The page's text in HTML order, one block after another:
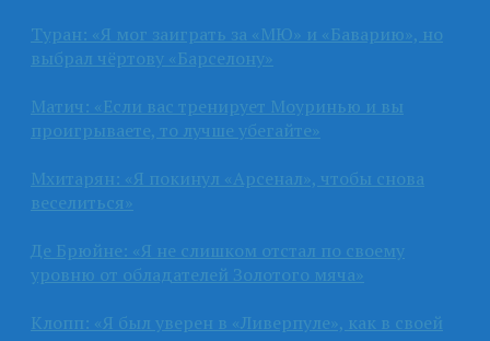
Туран: «Я мог заиграть за «МЮ» и «Баварию», но
выбрал чёртову «Барселону»
Матич: «Если вас тренирует Моуринью и вы
проигрываете, то лучше убегайте»
Мхитарян: «Я покинул «Арсенал», чтобы снова
веселиться»
Де Брюйне: «Я не слишком отстал по своему
уровню от обладателей Золотого мяча»
Клопп: «Я был уверен в «Ливерпуле», как в своей